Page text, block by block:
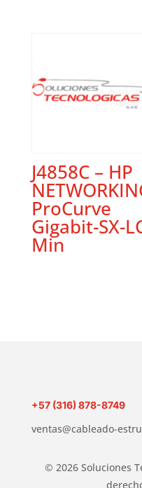
J4858C – HP
ProCurve
Gigabit-SX-
Min
+57 (316) 878-8749
ventas@cableado-
© 2026 Soluciones